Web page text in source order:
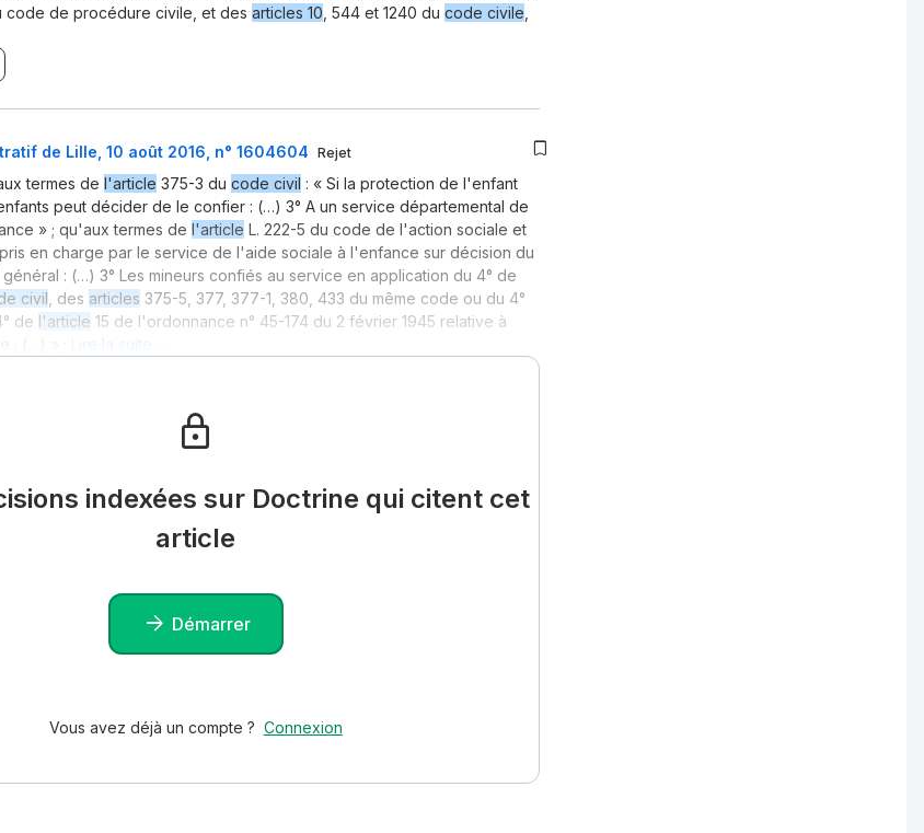
code de procédure civile, et des articles 10 , 544 et 1240 du code civile
de Lille, 10 août 2016, n° 1604604 Rejet
termes de l'article 375-3 du code civil : « Si la protection de l'enfant
peut décider de le confier : (…) 3° A un service départemental de
» ; qu'aux termes de l'article L. 222-5 du code de l'action sociale et
en charge par le service de l'aide sociale à l'enfance sur décision du
: (…) 3° Les mineurs confiés au service en application du 4° de
civil , des articles 375-5, 377, 377-1, 380, 433 du même code ou du 4°
de l'article 15 de l'ordonnance n° 45-174 du 2 février 1945 relative à
; (…) » ;
Lire la suite…
indexées sur Doctrine qui citent cet
article
Démarrer
Vous avez déjà un compte ? Connexion